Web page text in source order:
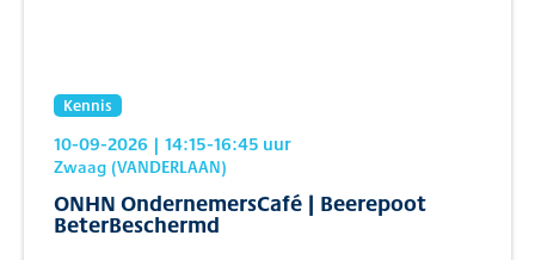
Kennis
10-09-2026 | 14:15-16:45 uur
Zwaag (VANDERLAAN)
ONHN OndernemersCafé | Beerepoot
BeterBeschermd